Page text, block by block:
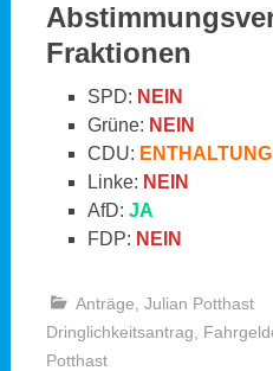
Fraktionen
SPD: NEIN
Grüne: NEIN
CDU: ENTHALTUNG
Linke: NEIN
AfD: JA
FDP: NEIN
Anträge Julian Potthast
Dringlichkeitsantrag
Potthast